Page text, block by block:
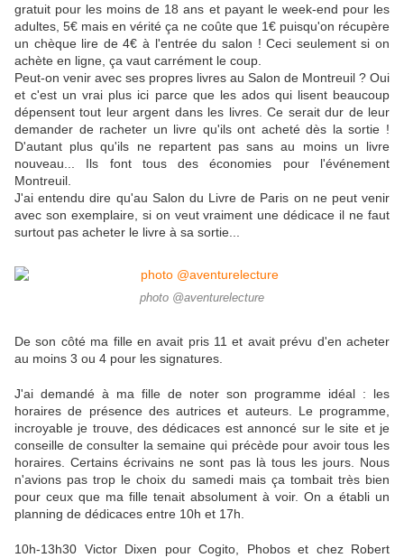
gratuit pour les moins de 18 ans et payant le week-end pour les
adultes, 5€ mais en vérité ça ne coûte que 1€ puisqu'on récupère
un chèque lire de 4€ à l'entrée du salon ! Ceci seulement si on
achète en ligne, ça vaut carrément le coup.
Peut-on venir avec ses propres livres au Salon de Montreuil ? Oui
et c'est un vrai plus ici parce que les ados qui lisent beaucoup
dépensent tout leur argent dans les livres. Ce serait dur de leur
demander de racheter un livre qu'ils ont acheté dès la sortie !
D'autant plus qu'ils ne repartent pas sans au moins un livre
nouveau... Ils font tous des économies pour l'événement
Montreuil.
J'ai entendu dire qu'au Salon du Livre de Paris on ne peut venir
avec son exemplaire, si on veut vraiment une dédicace il ne faut
surtout pas acheter le livre à sa sortie...
photo @aventurelecture
De son côté ma fille en avait pris 11 et avait prévu d'en acheter
au moins 3 ou 4 pour les signatures.
J'ai demandé à ma fille de noter son programme idéal : les
horaires de présence des autrices et auteurs. Le programme,
incroyable je trouve, des dédicaces est annoncé sur le site et je
conseille de consulter la semaine qui précède pour avoir tous les
horaires. Certains écrivains ne sont pas là tous les jours. Nous
n'avions pas trop le choix du samedi mais ça tombait très bien
pour ceux que ma fille tenait absolument à voir. On a établi un
planning de dédicaces entre 10h et 17h.
10h-13h30 Victor Dixen pour Cogito, Phobos et chez Robert